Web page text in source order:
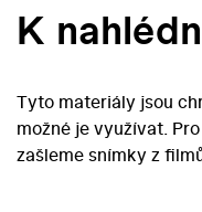
K
Tyto materiály jsou
možné je využívat.
zašleme snímky z